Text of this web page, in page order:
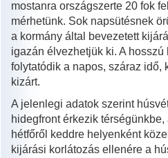
mostanra országszerte 20 fok
mérhetünk. Sok napsütésnek
a kormány által bevezetett
igazán élvezhetjük ki. A
folytatódik a napos, száraz idő,
kizárt.
A jelenlegi adatok szerint
hidegfront érkezik
hétfőről keddre helyenként
kijárási korlátozás ellenére a